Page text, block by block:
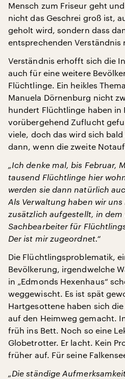
Mensch zum Friseur geht
nicht das Geschrei groß ist,
geholt wird, sondern dass
entsprechenden Verständnis
Verständnis erhofft sich die
auch für eine weitere
Flüchtlinge. Ein heikles
Manuela Dörnenburg nicht
hundert Flüchtlinge haben in
vorübergehend Zuflucht
viele, doch das wird sich
dann, wenn die zweite
„Ich denke mal, bis Februar,
tausend Flüchtlinge hier
werden sie dann natürlich
Als Verwaltung haben wir
zusätzlich aufgestellt, in dem
Sachbearbeiter für
Der ist mir zugeordnet.“
Die Flüchtlingsproblematik,
Bevölkerung, irgendwelche
in „Edmonds Hexenhaus“
weggewischt. Es ist spät
Hartgesottene haben sich
auf den Heimweg gemacht.
früh ins Bett. Noch so eine
Globetrotter. Er lacht. Kein
früher auf. Für seine
„Die ständige